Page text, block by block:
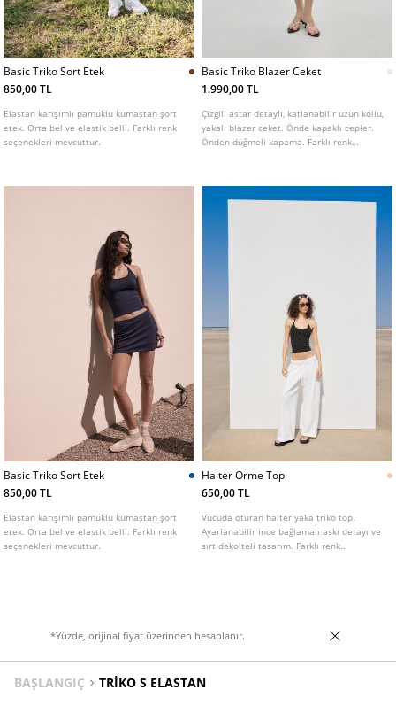
Basic Triko Sort Etek
850,00 TL
Elastan karışımlı pamuklu kumaştan şort
etek. Orta bel ve elastik belli. Farklı renk
seçenekleri mevcuttur.
Basic Triko Blazer Ceket
1.990,00 TL
Çizgili astar detaylı, katlanabilir uzun kollu,
yakalı blazer ceket. Önde kapaklı cepler.
Önden düğmeli kapama. Farklı renk
Basic Triko Sort Etek
850,00 TL
Elastan karışımlı pamuklu kumaştan şort
etek. Orta bel ve elastik belli. Farklı renk
seçenekleri mevcuttur.
Halter Orme Top
650,00 TL
Vücuda oturan halter yaka triko top.
Ayarlanabilir ince bağlamalı askı detayı ve
sırt dekolteli tasarım. Farklı renk
*Yüzde, orijinal fiyat üzerinden hesaplanır.
BAŞLANGIÇ TRIKO S ELASTAN